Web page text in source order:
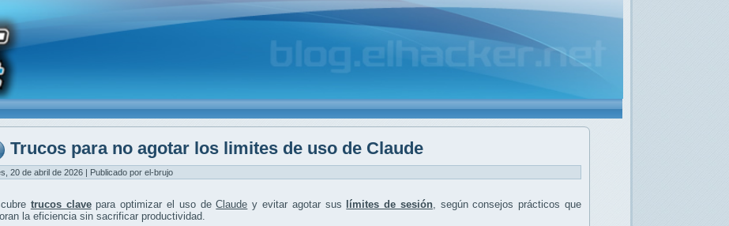
Trucos para no agotar los limites de uso de Claude
20 de abril de 2026 | Publicado por el-brujo
trucos clavepara optimizar el uso deClaude y evitar agotar sus límites de sesión, según consejos prácticos que
la eficiencia sin sacrificar productividad.